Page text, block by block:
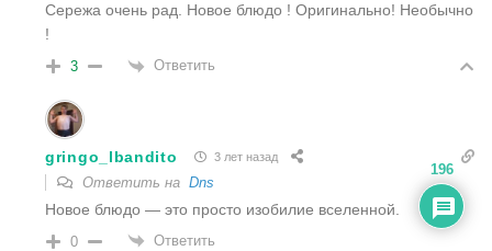
Сережа очень рад. Новое блюдо ! Оригинально! Необычно
!
3 Ответить
gringo_lbandito 3 лет назад
Ответить на Dns
Новое блюдо — это просто изобилие вселенной.
0 Ответить
196